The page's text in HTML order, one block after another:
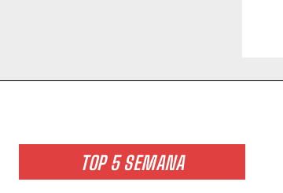
TOP 5 SEMANA